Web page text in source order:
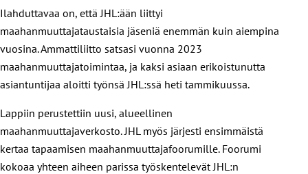
Ilahduttavaa on, että JHL:ään liittyi
maahanmuuttajataustaisia jäseniä enemmän kuin aiempina
vuosina. Ammattiliitto satsasi vuonna 2023
maahanmuuttajatoimintaa, ja kaksi asiaan erikoistunutta
asiantuntijaa aloitti työnsä JHL:ssä heti tammikuussa.
Lappiin perustettiin uusi, alueellinen
maahanmuuttajaverkosto. JHL myös järjesti ensimmäistä
kertaa tapaamisen maahanmuuttajafoorumille. Foorumi
kokoaa yhteen aiheen parissa työskentelevät JHL:n